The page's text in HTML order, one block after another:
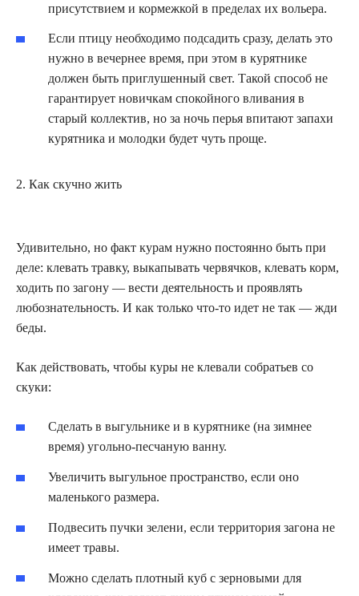
присутствием и кормежкой в пределах их вольера.
Если птицу необходимо подсадить сразу, делать это
нужно в вечернее время, при этом в курятнике
должен быть приглушенный свет. Такой способ не
гарантирует новичкам спокойного вливания в
старый коллектив, но за ночь перья впитают запахи
курятника и молодки будет чуть проще.
2. Как скучно жить
Удивительно, но факт курам нужно постоянно быть при
деле: клевать травку, выкапывать червячков, клевать корм,
ходить по загону — вести деятельность и проявлять
любознательность. И как только что-то идет не так — жди
беды.
Как действовать, чтобы куры не клевали собратьев со
скуки:
Сделать в выгульнике и в курятнике (на зимнее
время) угольно-песчаную ванну.
Увеличить выгульное пространство, если оно
маленького размера.
Подвесить пучки зелени, если территория загона не
имеет травы.
Можно сделать плотный куб с зерновыми для